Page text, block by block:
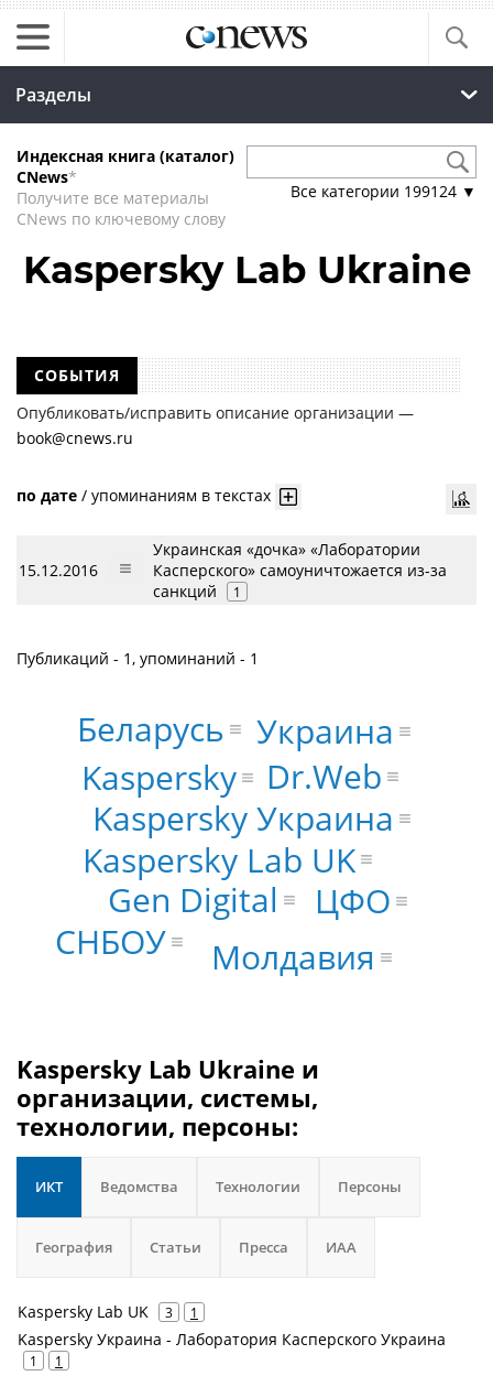
Разделы
Индексная книга (каталог)
CNews*
Получите все материалы
CNews по ключевому слову
Все категории 199124 ▼
Kaspersky Lab Ukraine
СОБЫТИЯ
Опубликовать/исправить описание организации —
book@cnews.ru
по дате / упоминаниям в текстах
15.12.2016
Украинская «дочка» «Лаборатории
Касперского» самоуничтожается из-за
санкций
1
Публикаций - 1, упоминаний - 1
Kaspersky Lab UK
Kaspersky Украина
Gen Digital
Dr.Web
Kaspersky
СНБОУ Молдавия
Украина
Беларусь
ЦФО
Kaspersky Lab Ukraine и
организации, системы,
технологии, персоны:
ИКТ Ведомства Технологии Персоны
География Статьи Пресса ИАА
Kaspersky Lab UK 3 1
Kaspersky Украина - Лаборатория Касперского Украина
1 1